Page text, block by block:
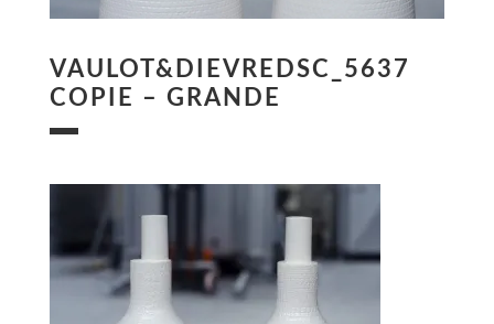
VAULOT&DIEVREDSC_5637
COPIE – GRANDE